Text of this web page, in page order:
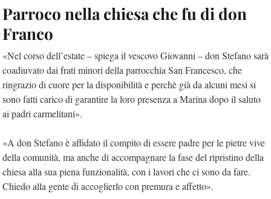
Parroco nella chiesa che fu di don
Franco
«Nel corso dell’estate – spiega il vescovo Giovanni – don Stefano sarà
coadiuvato dai frati minori della parrocchia San Francesco, che
ringrazio di cuore per la disponibilità e perchè già da alcuni mesi si
sono fatti carico di garantire la loro presenza a Marina dopo il saluto
ai padri carmelitani».
«A don Stefano è affidato il compito di essere padre per le pietre vive
della comunità, ma anche di accompagnare la fase del ripristino della
chiesa alla sua piena funzionalità, con i lavori che ci sono da fare.
Chiedo alla gente di accoglierlo con premura e affetto».